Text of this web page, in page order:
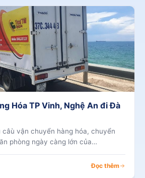
Hóa TP Vinh, Nghệ An đi Đà
câù vận chuyển hàng hóa, chuyển
phòng ngày càng lớn của…
Đọc thêm